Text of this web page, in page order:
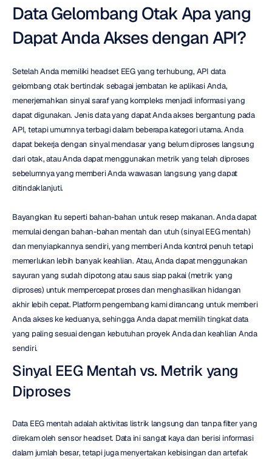
Data Gelombang Otak Apa yang
Dapat Anda Akses dengan API?
Setelah Anda memiliki headset EEG yang terhubung, API data
gelombang otak bertindak sebagai jembatan ke aplikasi Anda,
menerjemahkan sinyal saraf yang kompleks menjadi informasi yang
dapat digunakan. Jenis data yang dapat Anda akses bergantung pada
API, tetapi umumnya terbagi dalam beberapa kategori utama. Anda
dapat bekerja dengan sinyal mendasar yang belum diproses langsung
dari otak, atau Anda dapat menggunakan metrik yang telah diproses
sebelumnya yang memberi Anda wawasan langsung yang dapat
ditindaklanjuti.
Bayangkan itu seperti bahan-bahan untuk resep makanan. Anda dapat
memulai dengan bahan-bahan mentah dan utuh (sinyal EEG mentah)
dan menyiapkannya sendiri, yang memberi Anda kontrol penuh tetapi
memerlukan lebih banyak keahlian. Atau, Anda dapat menggunakan
sayuran yang sudah dipotong atau saus siap pakai (metrik yang
diproses) untuk mempercepat proses dan menghasilkan hidangan
akhir lebih cepat. Platform pengembang kami dirancang untuk memberi
Anda akses ke keduanya, sehingga Anda dapat memilih tingkat data
yang paling sesuai dengan kebutuhan proyek Anda dan keahlian Anda
sendiri.
Sinyal EEG Mentah vs. Metrik yang
Diproses
Data EEG mentah adalah aktivitas listrik langsung dan tanpa filter yang
direkam oleh sensor headset. Data ini sangat kaya dan berisi informasi
dalam jumlah besar, tetapi juga menyertakan kebisingan dan artefak